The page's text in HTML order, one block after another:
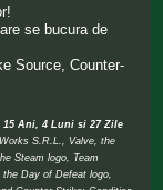
se bucura de
Source, Counter-
15 Ani, 4 Luni si 27 Zile
S.R.L., Valve, the
Steam logo, Team
Day of Defeat logo,